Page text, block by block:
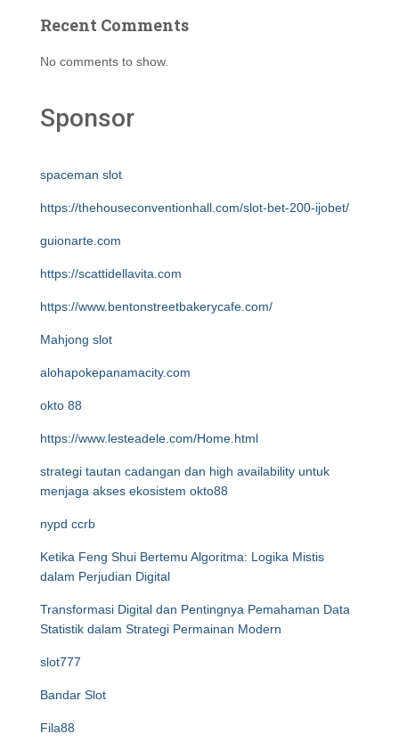
Recent Comments
No comments to show.
Sponsor
spaceman slot
https://thehouseconventionhall.com/slot-bet-200-ijobet/
guionarte.com
https://scattidellavita.com
https://www.bentonstreetbakerycafe.com/
Mahjong slot
alohapokepanamacity.com
okto 88
https://www.lesteadele.com/Home.html
strategi tautan cadangan dan high availability untuk
menjaga akses ekosistem okto88
nypd ccrb
Ketika Feng Shui Bertemu Algoritma: Logika Mistis
dalam Perjudian Digital
Transformasi Digital dan Pentingnya Pemahaman Data
Statistik dalam Strategi Permainan Modern
slot777
Bandar Slot
Fila88